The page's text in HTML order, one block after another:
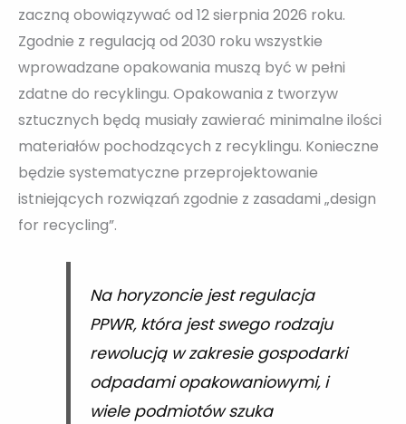
zaczną obowiązywać od 12 sierpnia 2026 roku.
Zgodnie z regulacją od 2030 roku wszystkie
wprowadzane opakowania muszą być w pełni
zdatne do recyklingu. Opakowania z tworzyw
sztucznych będą musiały zawierać minimalne ilości
materiałów pochodzących z recyklingu. Konieczne
będzie systematyczne przeprojektowanie
istniejących rozwiązań zgodnie z zasadami „design
for recycling”.
Na horyzoncie jest regulacja
PPWR, która jest swego rodzaju
rewolucją w zakresie gospodarki
odpadami opakowaniowymi, i
wiele podmiotów szuka